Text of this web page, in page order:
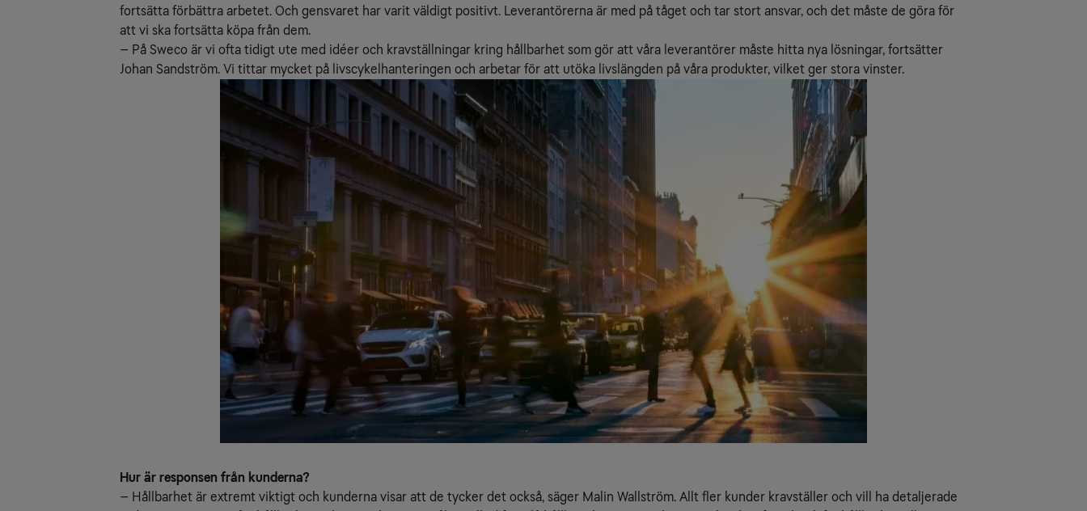
fortsätta förbättra arbetet. Och gensvaret har varit väldigt positivt. Leverantörerna är med på tåget och tar stort ansvar, och det måste de göra för
att vi ska fortsätta köpa från dem.
– På Sweco är vi ofta tidigt ute med idéer och kravställningar kring hållbarhet som gör att våra leverantörer måste hitta nya lösningar, fortsätter
Johan Sandström. Vi tittar mycket på livscykelhanteringen och arbetar för att utöka livslängden på våra produkter, vilket ger stora vinster.
Hur är responsen från kunderna?
– Hållbarhet är extremt viktigt och kunderna visar att de tycker det också, säger Malin Wallström. Allt fler kunder kravställer och vill ha detaljerade